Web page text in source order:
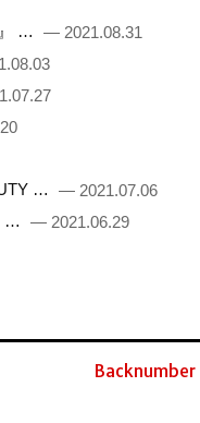
…
— 2021.08.31
…
— 2021.07.06
…
— 2021.06.29
Backnumber